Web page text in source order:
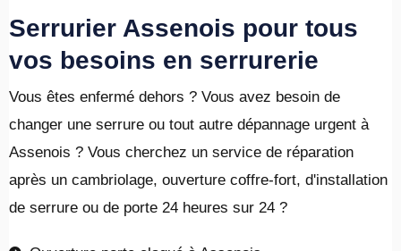
Serrurier Assenois pour tous
vos besoins en serrurerie
Vous êtes enfermé dehors ? Vous avez besoin de
changer une serrure ou tout autre dépannage urgent à
Assenois ? Vous cherchez un service de réparation
après un cambriolage, ouverture coffre-fort, d'installation
de serrure ou de porte 24 heures sur 24 ?